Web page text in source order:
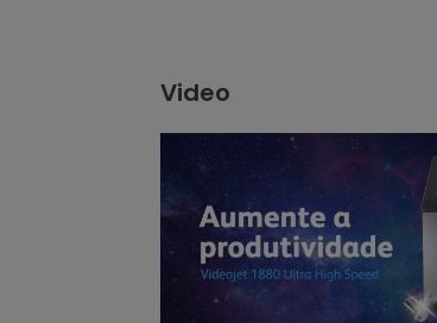
Video